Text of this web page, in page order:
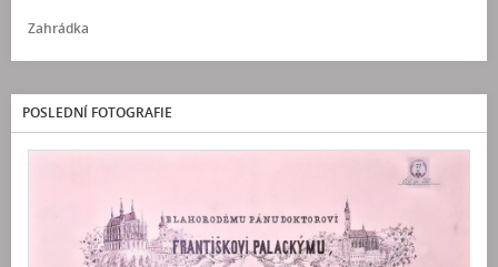
Zahrádka
POSLEDNÍ FOTOGRAFIE